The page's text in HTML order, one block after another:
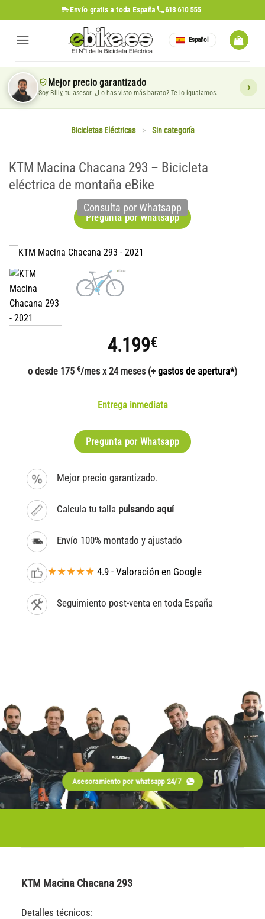
al
contenido
Envío gratis a toda España 613 610 555
Español
Mejor precio garantizado
Soy Billy, tu asesor. ¿Lo has visto más barato? Te lo igualamos.
Bicicletas Eléctricas > Sin categoría
KTM Macina Chacana 293 – Bicicleta
eléctrica de montaña eBike
Pregunta por Whatsapp
Consulta por Whatsapp
4.199€
o desde 175 €/mes x 24 meses (+ gastos de apertura*)
Entrega inmediata
Pregunta por Whatsapp
Mejor precio garantizado.
Calcula tu talla pulsando aquí
Envío 100% montado y ajustado
★★★★★ 4.9 - Valoración en Google
Seguimiento post-venta en toda España
Asesoramiento por whatsapp 24/7
KTM Macina Chacana 293
Detalles técnicos: